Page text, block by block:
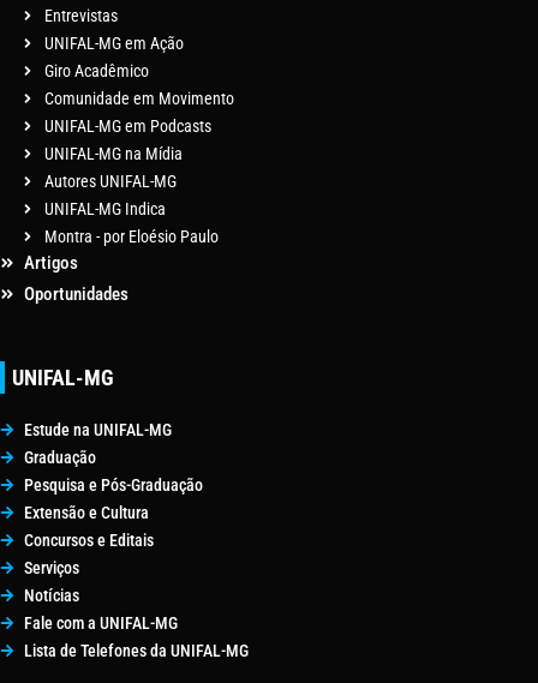
Entrevistas
UNIFAL-MG em Ação
Giro Acadêmico
Comunidade em Movimento
UNIFAL-MG em Podcasts
UNIFAL-MG na Mídia
Autores UNIFAL-MG
UNIFAL-MG Indica
Montra - por Eloésio Paulo
Artigos
Oportunidades
UNIFAL-MG
Estude na UNIFAL-MG
Graduação
Pesquisa e Pós-Graduação
Extensão e Cultura
Concursos e Editais
Serviços
Notícias
Fale com a UNIFAL-MG
Lista de Telefones da UNIFAL-MG